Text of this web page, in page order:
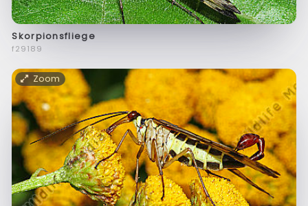
Skorpionsfliege
f29189
Zoom